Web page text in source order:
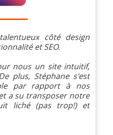
côté design
et SEO.
nous un site intuitif,
plus, Stéphane s'est
par rapport à nos
a su transposer notre
liché (pas trop!) et